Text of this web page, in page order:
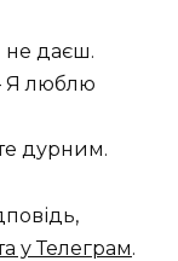
не даєш.
Я люблю
дурним.
у Телеграм.